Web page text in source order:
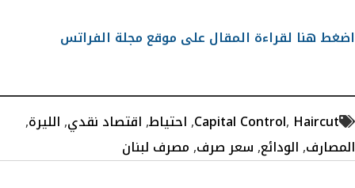
اضغط هنا لقراءة المقال على موقع مجلة الفراتس
Capital Control, Haircut
,احتياط,اقتصاد نقدي,الليرة,
المصارف,الودائع,سعر صرف,مصرف لبنان